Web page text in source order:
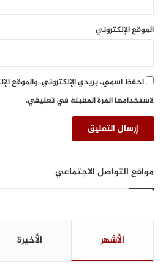
ا
س
ت
ر
ا
ي
ة
و
الموقع الإلكتروني
احفظ اسمي، بريدي الإلكتروني، والموقع
لاستخدامها المرة المقبلة في تعليقي.
مواقع التواصل الاجتماعي
الأشهر الأخيرة